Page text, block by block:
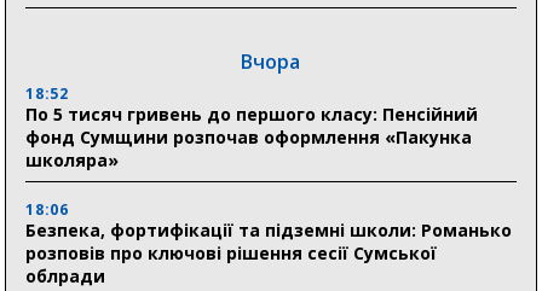
Вчора
18:52
По 5 тисяч гривень до першого класу: Пенсійний
фонд Сумщини розпочав оформлення «Пакунка
школяра»
18:06
Безпека, фортифікації та підземні школи: Романько
розповів про ключові рішення сесії Сумської
облради